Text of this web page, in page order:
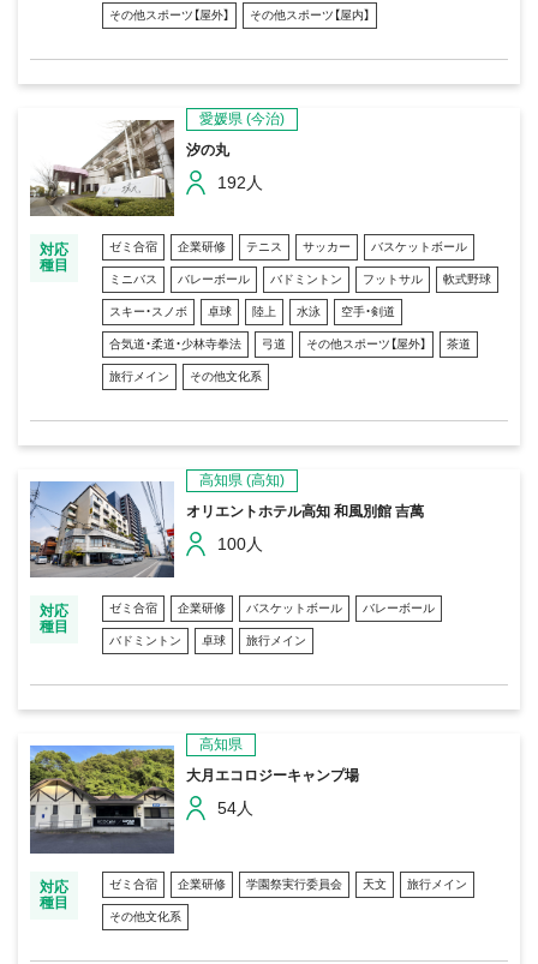
その他スポーツ【屋外】 その他スポーツ【屋内】
愛媛県 (今治)
汐の丸
192人
対応
種目
ゼミ合宿 企業研修 テニス サッカー バスケットボール
ミニバス バレーボール バドミントン フットサル 軟式野球
スキー・スノボ 卓球 陸上 水泳 空手・剣道
合気道・柔道・少林寺拳法 弓道 その他スポーツ【屋外】 茶道
旅行メイン その他文化系
高知県 (高知)
オリエントホテル高知 和風別館 吉萬
100人
対応
種目
ゼミ合宿 企業研修 バスケットボール バレーボール
バドミントン 卓球 旅行メイン
高知県
大月エコロジーキャンプ場
54人
対応
種目
ゼミ合宿 企業研修 学園祭実行委員会 天文 旅行メイン
その他文化系